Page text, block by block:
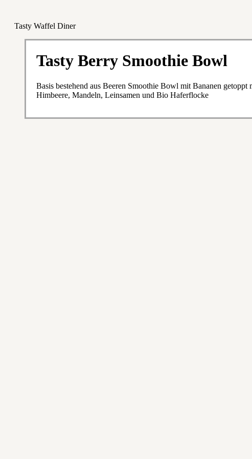
Tasty Waffel Diner
Tasty Berry Smoothie Bowl
Basis bestehend aus Beeren Smoothie Bowl mit Bananen getoppt
Himbeere, Mandeln, Leinsamen und Bio Haferflocke